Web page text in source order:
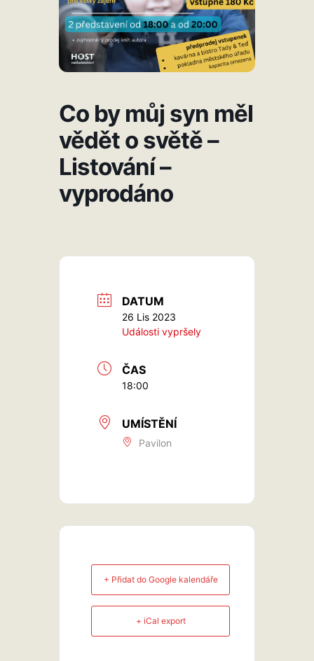
Co by můj syn měl
vědět o světě –
Listování –
vyprodáno
DATUM
26 Lis 2023
Události vypršely
ČAS
18:00
UMÍSTĚNÍ
Pavilon
+ Přidat do Google kalendáře
+ iCal export